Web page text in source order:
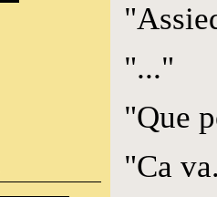
"..."
"Que
"Ca